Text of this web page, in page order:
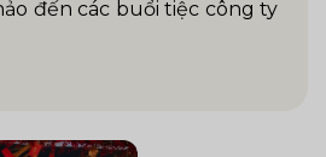
đến các buổi tiệc công ty